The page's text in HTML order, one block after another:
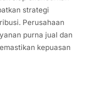
strategi
Perusahaan
purna jual dan
kepuasan